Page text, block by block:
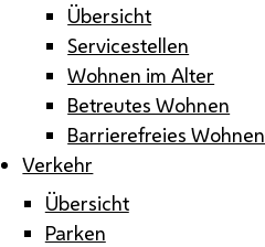
Übersicht
Servicestellen
Wohnen im Alter
Betreutes Wohnen
Barrierefreies Wohnen
Verkehr
Übersicht
Parken